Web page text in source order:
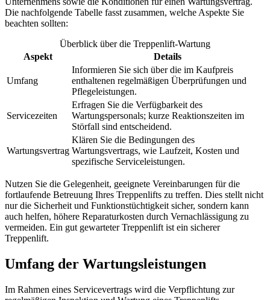
Die nachfolgende Tabelle fasst zusammen, welche Aspekte Sie
beachten sollten:
Überblick über die Treppenlift-Wartung
Aspekt
Details
Umfang
Informieren Sie sich über die im Kaufpreis
enthaltenen regelmäßigen Überprüfungen und
Pflegeleistungen.
Servicezeiten
Erfragen Sie die Verfügbarkeit des
Wartungspersonals; kurze Reaktionszeiten im
Störfall sind entscheidend.
Wartungsvertrag
Klären Sie die Bedingungen des
Wartungsvertrags, wie Laufzeit, Kosten und
spezifische Serviceleistungen.
Nutzen Sie die Gelegenheit, geeignete Vereinbarungen für die
fortlaufende Betreuung Ihres Treppenlifts zu treffen. Dies stellt nicht
nur die Sicherheit und Funktionstüchtigkeit sicher, sondern kann
auch helfen, höhere Reparaturkosten durch Vernachlässigung zu
vermeiden. Ein gut gewarteter Treppenlift ist ein sicherer
Treppenlift.
Umfang der Wartungsleistungen
Im Rahmen eines Servicevertrags wird die Verpflichtung zur